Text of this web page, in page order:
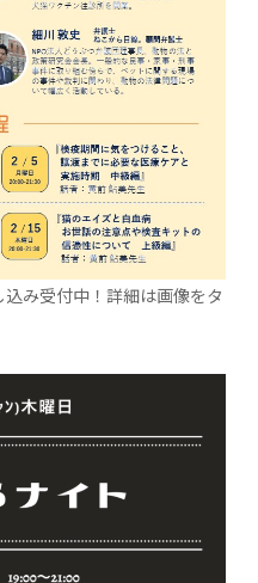
み受付中！詳細は画像をタ